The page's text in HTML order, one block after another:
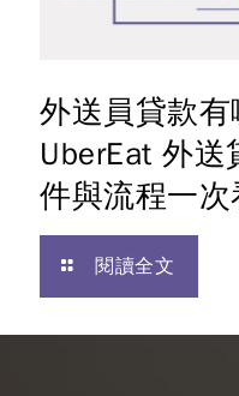
外送員貸款有
UberEat 外
件與流程一次
閱讀全文